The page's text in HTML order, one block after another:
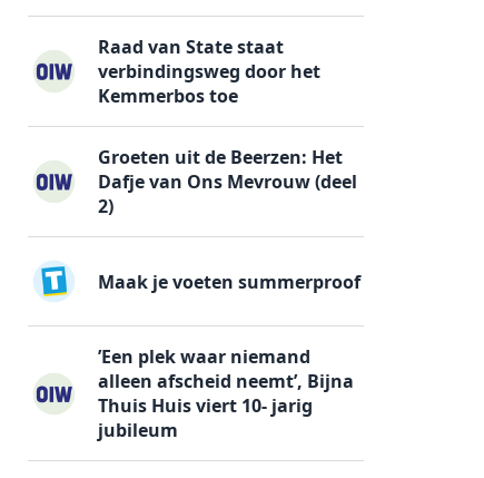
Raad van State staat
verbindingsweg door het
Kemmerbos toe
Groeten uit de Beerzen: Het
Dafje van Ons Mevrouw (deel
2)
Maak je voeten summerproof
’Een plek waar niemand
alleen afscheid neemt’, Bijna
Thuis Huis viert 10- jarig
jubileum